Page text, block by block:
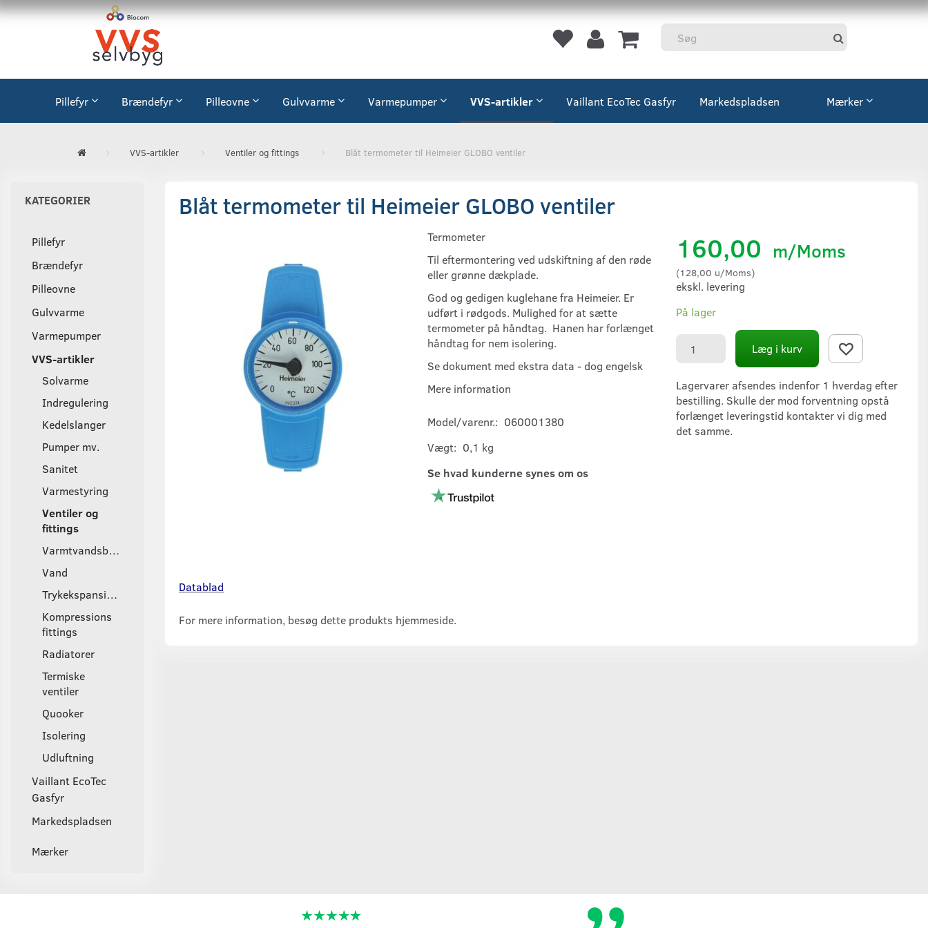
Pillefyr Brændefyr Pilleovne Gulvvarme Varmepumper VVS-artikler Vaillant EcoTec Gasfyr Markedspladsen Mærker
VVS-artikler Ventiler og fittings Blåt termometer til Heimeier GLOBO ventiler
KATEGORIER
Pillefyr
Brændefyr
Pilleovne
Gulvvarme
Varmepumper
VVS-artikler
Solvarme
Indregulering
Kedelslanger
Pumper mv.
Sanitet
Varmestyring
Ventiler og
fittings
Varmtvandsbeholder
Vand
Trykekspansionsbeholder
Kompressions
fittings
Radiatorer
Termiske
ventiler
Quooker
Isolering
Udluftning
Vaillant EcoTec
Gasfyr
Markedspladsen
Mærker
Blåt termometer til Heimeier GLOBO ventiler
Termometer
Til eftermontering ved udskiftning af den røde
eller grønne dækplade.
God og gedigen kuglehane fra Heimeier. Er
udført i rødgods. Mulighed for at sætte
termometer på håndtag. Hanen har forlænget
håndtag for nem isolering.
Se dokument med ekstra data - dog engelsk
Mere information
Model/varenr.: 060001380
Vægt: 0,1 kg
Se hvad kunderne synes om os
160,00 m/Moms
(128,00 u/Moms)
ekskl. levering
På lager
Læg i kurv
Lagervarer afsendes indenfor 1 hverdag efter
bestilling. Skulle der mod forventning opstå
forlænget leveringstid kontakter vi dig med
det samme.
Datablad
For mere information, besøg dette produkts hjemmeside.